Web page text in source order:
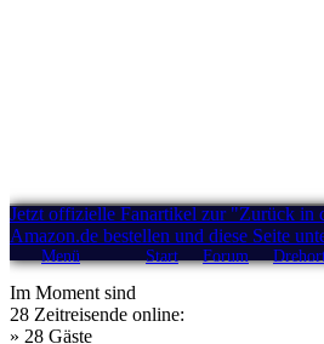
Jetzt offizielle Fanartikel zur "Zurück in
Amazon.de bestellen und diese Seite
Menü Start Forum
Im Moment sind
28 Zeitreisende online:
» 28 Gäste